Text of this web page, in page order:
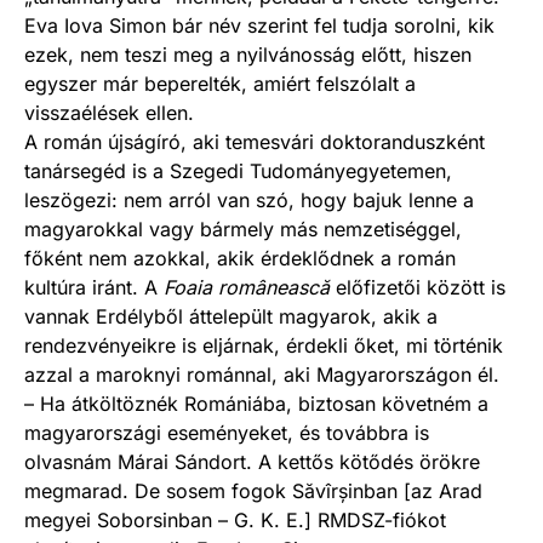
Eva Iova Simon bár név szerint fel tudja sorolni, kik
ezek, nem teszi meg a nyilvánosság előtt, hiszen
egyszer már beperelték, amiért felszólalt a
visszaélések ellen.
A román újságíró, aki temesvári doktoranduszként
tanársegéd is a Szegedi Tudományegyetemen,
leszögezi: nem arról van szó, hogy bajuk lenne a
magyarokkal vagy bármely más nemzetiséggel,
főként nem azokkal, akik érdeklődnek a román
kultúra iránt. A Foaia româneascăelőfizetői között is
vannak Erdélyből áttelepült magyarok, akik a
rendezvényeikre is eljárnak, érdekli őket, mi történik
azzal a maroknyi románnal, aki Magyarországon él.
– Ha átköltöznék Romániába, biztosan követném a
magyarországi eseményeket, és továbbra is
olvasnám Márai Sándort. A kettős kötődés örökre
megmarad. De sosem fogok Săvîrșinban [az Arad
megyei Soborsinban – G. K. E.] RMDSZ-fiókot